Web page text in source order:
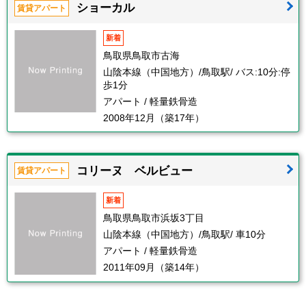
賃貸アパート ショーカル
新着
鳥取県鳥取市古海
山陰本線（中国地方）/鳥取駅/ バス:10分:停
歩1分
アパート / 軽量鉄骨造
2008年12月（築17年）
賃貸アパート コリーヌ ベルビュー
新着
鳥取県鳥取市浜坂3丁目
山陰本線（中国地方）/鳥取駅/ 車10分
アパート / 軽量鉄骨造
2011年09月（築14年）